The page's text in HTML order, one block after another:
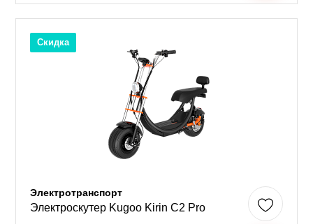
Скидка
Электротранспорт
Электроскутер Kugoo Kirin C2 Pro